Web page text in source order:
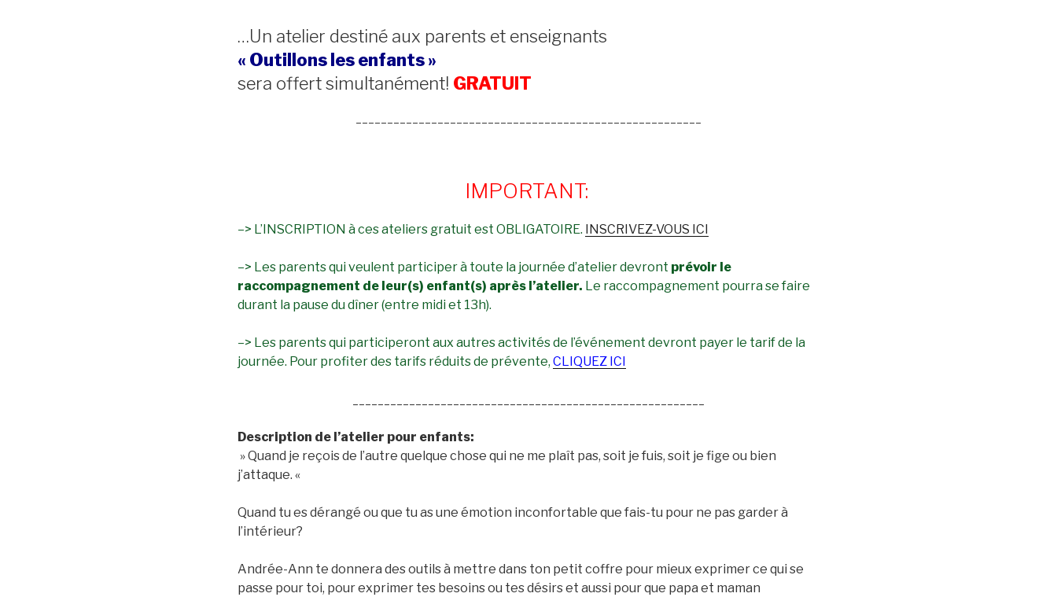
…Un atelier destiné aux parents et enseignants
« Outillons les enfants »
sera offert simultanément! GRATUIT
IMPORTANT:
–> L’INSCRIPTION à ces ateliers gratuit est OBLIGATOIRE. INSCRIVEZ-VOUS ICI
–> Les parents qui veulent participer à toute la journée d’atelier devront prévoir le
raccompagnement de leur(s) enfant(s) après l’atelier. Le raccompagnement pourra se faire
durant la pause du dîner (entre midi et 13h).
–> Les parents qui participeront aux autres activités de l’événement devront payer le tarif de la
journée. Pour profiter des tarifs réduits de prévente, CLIQUEZ ICI
Description de l’atelier pour enfants:
» Quand je reçois de l’autre quelque chose qui ne me plaît pas, soit je fuis, soit je fige ou bien
j’attaque. «
Quand tu es dérangé ou que tu as une émotion inconfortable que fais-tu pour ne pas garder à
l’intérieur?
Andrée-Ann te donnera des outils à mettre dans ton petit coffre pour mieux exprimer ce qui se
passe pour toi, pour exprimer tes besoins ou tes désirs et aussi pour que papa et maman